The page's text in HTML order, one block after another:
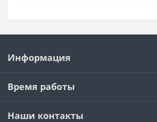
Коврики для мыши ASUS
Игровые коврики для мыши для игр
Информация
Время работы
Наши контакты